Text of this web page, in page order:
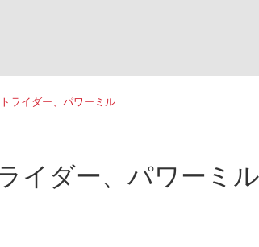
ライダー、パワーミル
イダー、パワーミル